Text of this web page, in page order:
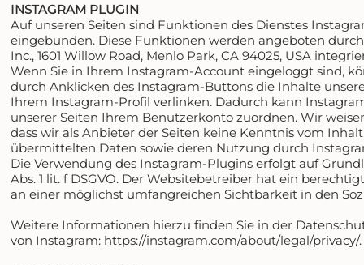
INSTAGRAM PLUGIN
Auf unseren Seiten sind Funktionen des Dienstes
eingebunden. Diese Funktionen werden angeboten
Inc., 1601 Willow Road, Menlo Park, CA 94025, USA
Wenn Sie in Ihrem Instagram-Account eingeloggt sind,
durch Anklicken des Instagram-Buttons die Inhalte
Ihrem Instagram-Profil verlinken. Dadurch kann
unserer Seiten Ihrem Benutzerkonto zuordnen. Wir
dass wir als Anbieter der Seiten keine Kenntnis vom
übermittelten Daten sowie deren Nutzung durch
Die Verwendung des Instagram-Plugins erfolgt auf
Abs. 1 lit. f DSGVO. Der Websitebetreiber hat ein
an einer möglichst umfangreichen Sichtbarkeit in den
Weitere Informationen hierzu finden Sie in der
von Instagram: https://instagram.com/about/legal/privacy/.